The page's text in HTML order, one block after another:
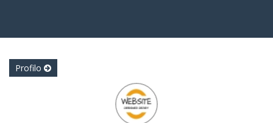
Profilo